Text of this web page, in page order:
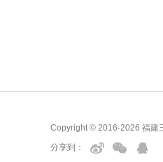
Copyright © 2016-2026 福建
分享到：